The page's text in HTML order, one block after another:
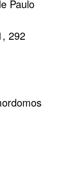
Paulo
292